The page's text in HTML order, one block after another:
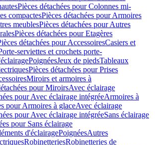
Pièces détachées pour Colonnes mi-
compactesPièces détachées pour Armoires
meublesPièces détachées pour Autres
Pièces détachées pour Etagères
détachées pour AccessoiresCasiers et
serviettes et crochets porte-
PoignéesJeux de piedsTableaux
Pièces détachées pour Prises
Miroirs et armoires à
pour MiroirsAvec éclairage
pour Avec éclairage intégréeArmoires à
pour Armoires à glaceAvec éclairage
pour Avec éclairage intégréeSans éclairage
pour Sans éclairage
d'éclairagePoignéesAutres
RobinetteriesRobinetteries de